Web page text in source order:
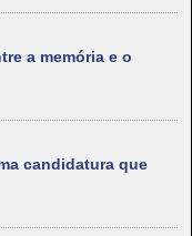
a memória e o
candidatura que